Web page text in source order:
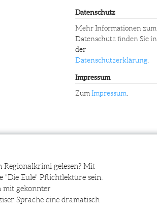
Datenschutz
Mehr Informationen zum
Datenschutz finden Sie in
der
Datenschutzerklärung
Impressum
Zum Impressum
Regionalkrimi gelesen? Mit
Eule" Pflichtlektüre sein.
mit gekonnter
Sprache eine dramatisch